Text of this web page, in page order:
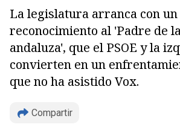
La legislatura arranca con
reconocimiento al 'Padre de
andaluza', que el PSOE y la
convierten en un
que no ha asistido Vox.
Compartir